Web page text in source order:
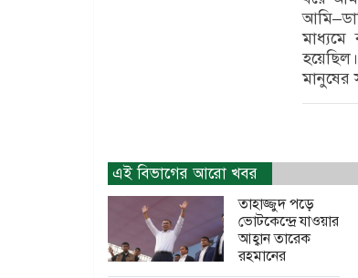
মানুষের
এই বিভাগের আরো খবর
তাহাজ্জুদ পড়ে
ভোটকেন্দ্রে যাওয়ার
আহ্বান তারেক
রহমানের